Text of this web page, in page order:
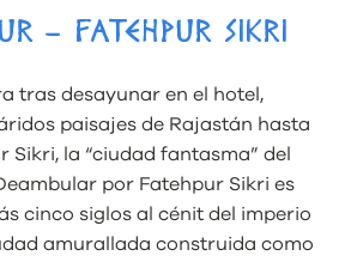
– FATEHPUR SIKRI
tras desayunar en el hotel,
paisajes de Rajastán hasta
Sikri, la “ciudad fantasma” del
por Fatehpur Sikri es
cinco siglos al cénit del imperio
amurallada construida como